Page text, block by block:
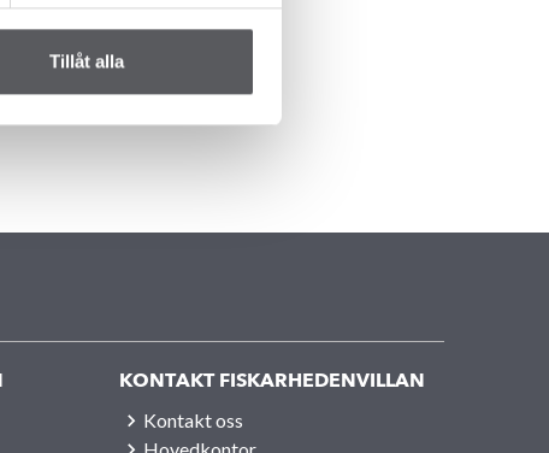
Tillåt alla
KONTAKT FISKARHEDENVILLAN
Kontakt oss